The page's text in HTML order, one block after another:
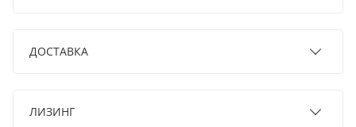
ДОСТАВКА
ЛИЗИНГ